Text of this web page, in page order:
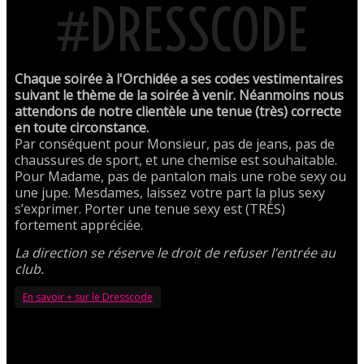
#DRESSCODE
Chaque soirée à l'Orchidée a ses codes vestimentaires
suivant le thème de la soirée à venir. Néanmoins nous
attendons de notre clientèle une tenue (très) correcte
en toute circonstance.
Par conséquent pour Monsieur, pas de jeans, pas de
chaussures de sport, et une chemise est souhaitable.
Pour Madame, pas de pantalon mais une robe sexy ou
une jupe. Mesdames, laissez votre part la plus sexy
s’exprimer. Porter une tenue sexy est (TRÈS)
fortement appréciée.
La direction se réserve le droit de refuser l’entrée au
club.
En savoir + sur le Dresscode